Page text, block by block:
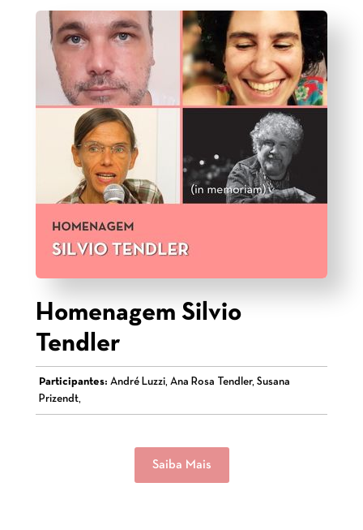
Homenagem Silvio
Tendler
Participantes: André Luzzi, Ana Rosa Tendler, Susana
Prizendt,
Saiba Mais